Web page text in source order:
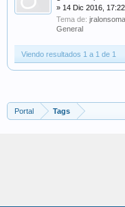
» 14 Dic 2016,
Tema de:
General
Viendo resultados 1 a 1 de 1
Portal Tags